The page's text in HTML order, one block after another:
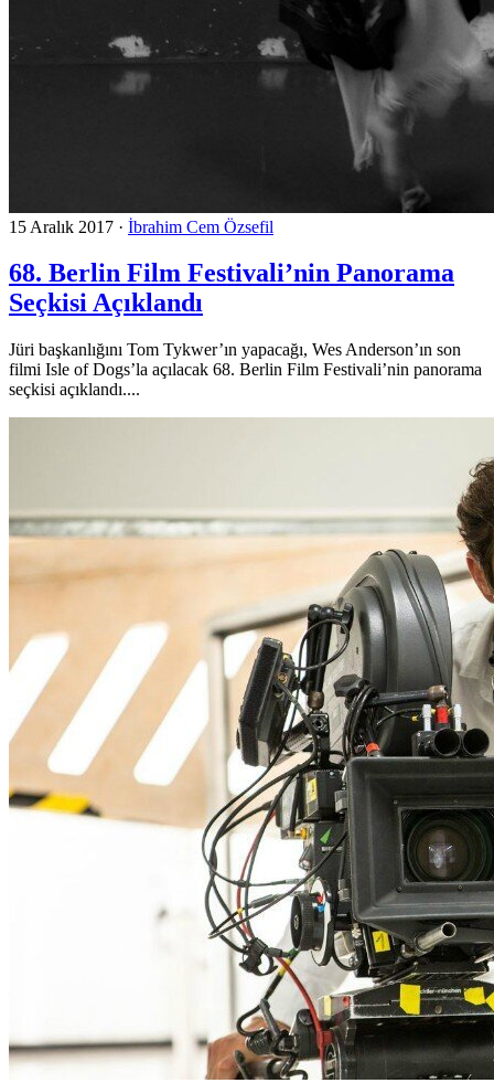
15 Aralık 2017 · İbrahim Cem Özsefil
68. Berlin Film Festivali’nin Panorama
Seçkisi Açıklandı
Jüri başkanlığını Tom Tykwer’ın yapacağı, Wes Anderson’ın son
filmi Isle of Dogs’la açılacak 68. Berlin Film Festivali’nin panorama
seçkisi açıklandı....